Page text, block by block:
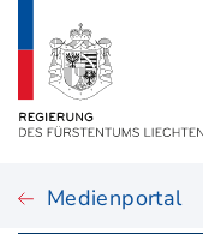
Medienportal